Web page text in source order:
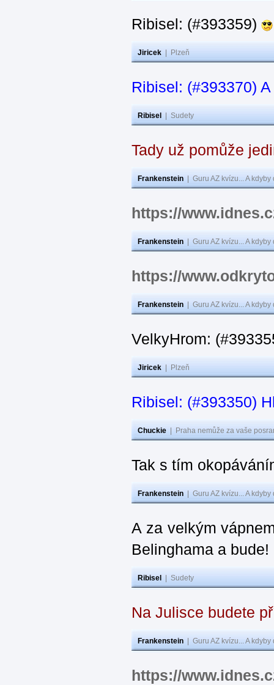
Ribisel: (#393359)
Jiricek Plzeň
Ribisel: (#393370)
Ribisel Sudety
Tady už pomůže
Frankenstein Guru AZ kvízu... A
https://
Frankenstein Guru AZ kvízu... A
https://
Frankenstein Guru AZ kvízu... A
VelkyHrom:
Jiricek Plzeň
Ribisel: (#393350)
Chuckie Praha nemůže za vaše
Tak s tím
Frankenstein Guru AZ kvízu... A
A za velkým
Belinghama a bude!
Ribisel Sudety
Na Julisce budete
Frankenstein Guru AZ kvízu... A
https://